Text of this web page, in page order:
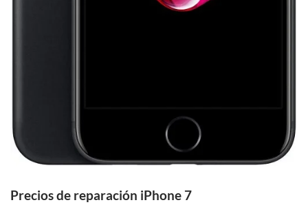
Precios de reparación iPhone 7